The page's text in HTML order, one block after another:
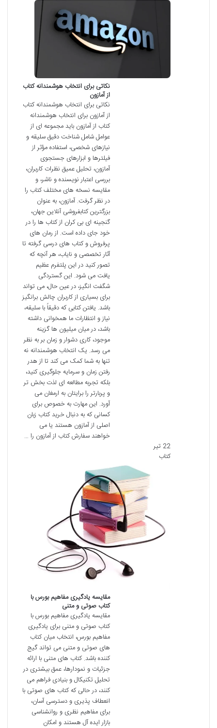
نکاتی برای انتخاب هوشمندانه کتاب
از آمازون
نکاتی برای انتخاب هوشمندانه کتاب
از آمازون برای انتخاب هوشمندانه
کتاب از آمازون باید مجموعه ای از
عوامل شامل شناخت دقیق سلیقه و
نیازهای شخصی، استفاده مؤثر از
فیلترها و ابزارهای جستجوی
آمازون، تحلیل عمیق نظرات کاربران،
بررسی اعتبار نویسنده و ناشر، و
مقایسه نسخه های مختلف کتاب را
در نظر گرفت. آمازون، به عنوان
بزرگترین کتابفروشی آنلاین جهان،
گنجینه ای بی کران از کتاب ها را در
خود جای داده است. از رمان های
پرفروش و کتاب های درسی گرفته تا
آثار تخصصی و نایاب، هر آنچه که
تصور کنید در این پلتفرم عظیم
یافت می شود. این گستردگی
شگفت انگیز، در عین حال، می تواند
برای بسیاری از کاربران چالش برانگیز
باشد. یافتن کتابی که دقیقاً با سلیقه،
نیاز و انتظارات ما همخوانی داشته
باشد، در میان میلیون ها گزینه
موجود، کاری دشوار و زمان بر به نظر
می رسد. یک انتخاب هوشمندانه نه
تنها به شما کمک می کند تا از هدر
رفتن زمان و سرمایه جلوگیری کنید،
بلکه تجربه مطالعه ای لذت بخش تر
و پربارتر را برایتان به ارمغان می
آورد. این مهارت به خصوص برای
کسانی که به دنبال خرید کتاب زبان
اصلی از آمازون هستند یا می
خواهند سفارش کتاب از آمازون را …
22 تیر
کتاب
مقایسه یادگیری مفاهیم بورس با
کتاب صوتی و متنی
مقایسه یادگیری مفاهیم بورس با
کتاب صوتی و متنی برای یادگیری
مفاهیم بورس، انتخاب میان کتاب
های صوتی و متنی می تواند گیج
کننده باشد. کتاب های متنی با ارائه
جزئیات و نمودارها، عمق بیشتری در
تحلیل تکنیکال و بنیادی فراهم می
کنند، در حالی که کتاب های صوتی با
انعطاف پذیری و دسترسی آسان،
برای مفاهیم نظری و روانشناسی
بازار ایده آل هستند و امکان